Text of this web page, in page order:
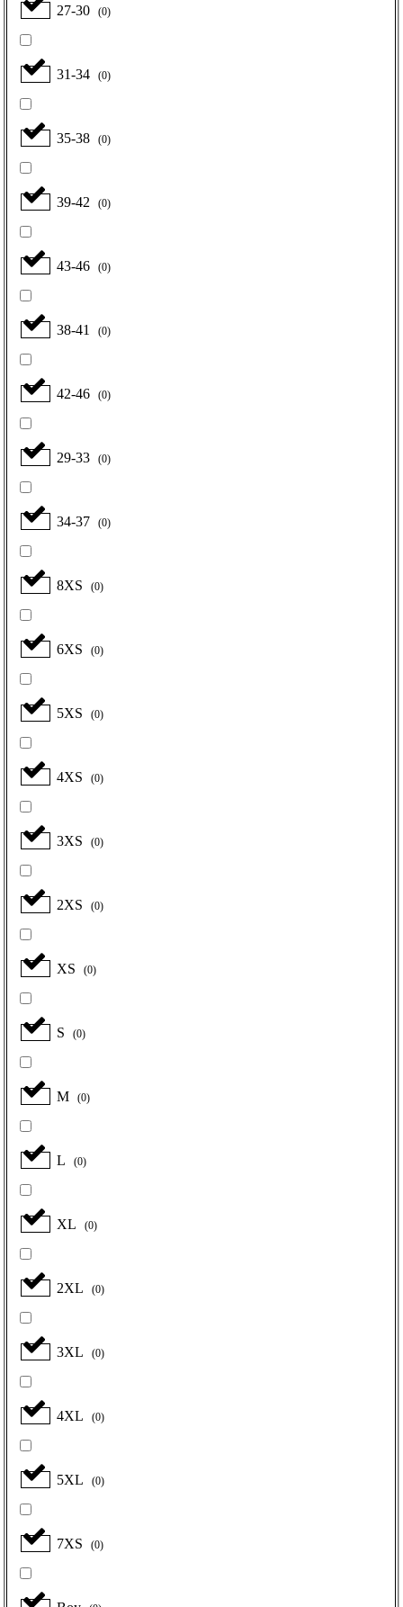
27-30 (0)
31-34 (0)
35-38 (0)
39-42 (0)
43-46 (0)
38-41 (0)
42-46 (0)
29-33 (0)
34-37 (0)
8XS (0)
6XS (0)
5XS (0)
4XS (0)
3XS (0)
2XS (0)
XS (0)
S (0)
M (0)
L (0)
XL (0)
2XL (0)
3XL (0)
4XL (0)
5XL (0)
7XS (0)